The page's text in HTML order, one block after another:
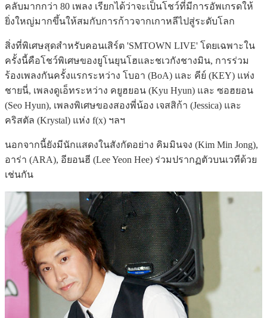
คลับมากกว่า 80 เพลง เรียกได้ว่าจะเป็นโชว์ที่มีการอัพเกรดให้
ยิ่งใหญ่มากขึ้นให้สมกับการก้าวจากเกาหลีไปสู่ระดับโลก
สิ่งที่พิเศษสุดสำหรับคอนเสิร์ต 'SMTOWN LIVE' โดยเฉพาะใน
ครั้งนี้คือโชว์พิเศษของยูโนยุนโฮและชเวกังชางมิน, การร่วม
ร้องเพลงกันครั้งแรกระหว่าง โบอา (BoA) และ คีย์ (KEY) แห่ง
ชายนี่, เพลงดูเอ็ทระหว่าง คยูฮยอน (Kyu Hyun) และ ซอฮยอน
(Seo Hyun), เพลงพิเศษของสองพี่น้อง เจสสิก้า (Jessica) และ
คริสตัล (Krystal) แห่ง f(x) ฯลฯ
นอกจากนี้ยังมีนักแสดงในสังกัดอย่าง คิมมินจง (Kim Min Jong),
อาร่า (ARA), อียอนฮี (Lee Yeon Hee) ร่วมปรากฏตัวบนเวทีด้วย
เช่นกัน